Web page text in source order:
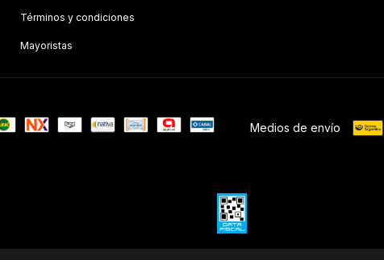
Términos y condiciones
Mayoristas
Medios de envío